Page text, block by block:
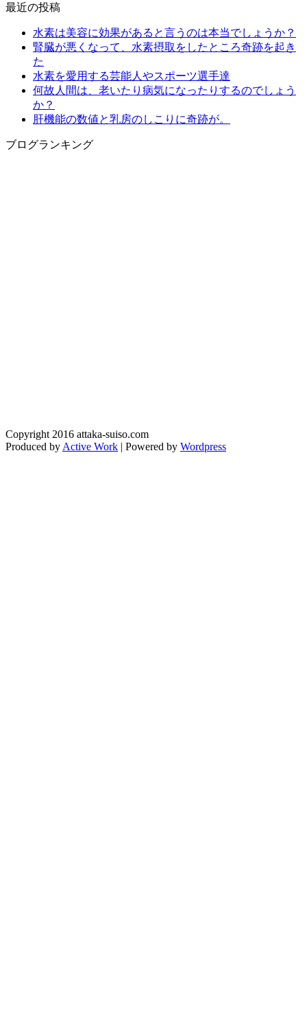
最近の投稿
水素は美容に効果があると言うのは本当でしょうか？
腎臓が悪くなって、水素摂取をしたところ奇跡を起き
た
水素を愛用する芸能人やスポーツ選手達
何故人間は、老いたり病気になったりするのでしょう
か？
肝機能の数値と乳房のしこりに奇跡が。
ブログランキング
Copyright 2016 attaka-suiso.com
Produced by Active Work | Powered by Wordpress